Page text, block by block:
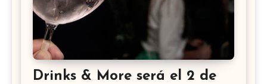
Drinks & More será el 2 de